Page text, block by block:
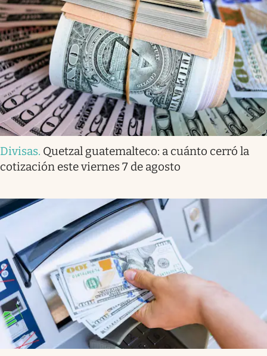
Divisas. Quetzal guatemalteco: a cuánto cerró la
cotización este viernes 7 de agosto